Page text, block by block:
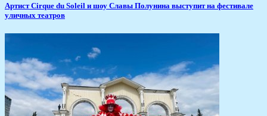
Артист Cirque du Soleil и шоу Славы Полунина выступит на фестивале
уличных театров